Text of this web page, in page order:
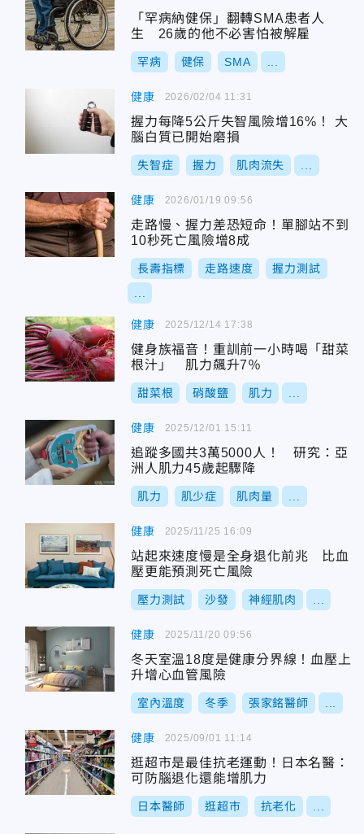
「罕病納健保」翻轉SMA患者人
生 26歲的他不必害怕被解雇
罕病 健保 SMA
健康
握力每降5公斤失智風險增16%！ 大
腦白質已開始磨損
失智症 握力 肌肉流失
2026/02/04 11:31
健康
走路慢、握力差恐短命！單腳站不到
10秒死亡風險增8成
長壽指標 走路速度 握力測試
2026/01/19 09:56
健康
健身族福音！重訓前一小時喝「甜菜
根汁」 肌力飆升7％
甜菜根 硝酸鹽 肌力
2025/12/14 17:38
健康
追蹤多國共3萬5000人！ 研究：亞
洲人肌力45歲起驟降
肌力 肌少症 肌肉量
2025/12/01 15:11
健康
站起來速度慢是全身退化前兆 比血
壓更能預測死亡風險
壓力測試 沙發 神經肌肉
2025/11/25 16:09
健康
冬天室溫18度是健康分界線！血壓上
升增心血管風險
室內溫度 冬季 張家銘醫師
2025/11/20 09:56
健康
逛超市是最佳抗老運動！日本名醫：
可防腦退化還能增肌力
日本醫師 逛超市 抗老化
2025/09/01 11:14